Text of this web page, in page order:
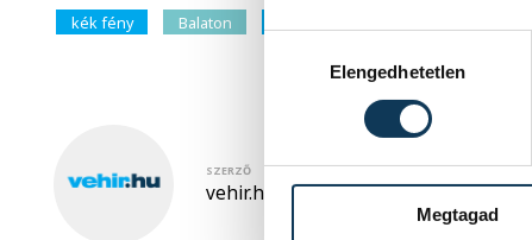
Elengedhetetlen
Megtagad
kék fény Balaton
SZERZŐ
vehir.hu